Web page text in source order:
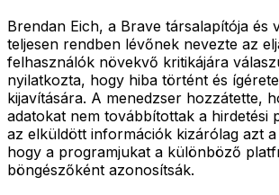
Brendan Eich, a Brave társalapítója és
teljesen rendben lévőnek nevezte az
felhasználók növekvő kritikájára
nyilatkozta, hogy hiba történt és
kijavítására. A menedzser hozzátette,
adatokat nem továbbítottak a hirdetési
az elküldött információk kizárólag azt
hogy a programjukat a különböző
böngészőként azonosítsák.